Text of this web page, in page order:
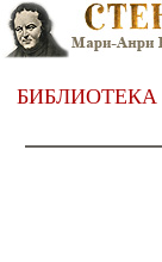
БИБЛИОТЕКА